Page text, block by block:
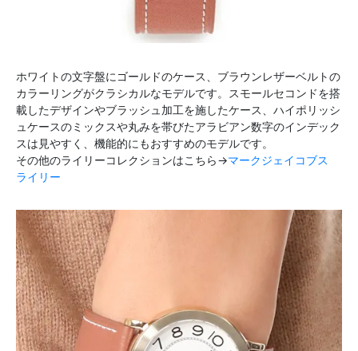
ホワイトの文字盤にゴールドのケース、ブラウンレザーベルトの
カラーリングがクラシカルなモデルです。スモールセコンドを搭
載したデザインやブラッシュ加工を施したケース、ハイポリッシ
ュケースのミックスや丸みを帯びたアラビアン数字のインデック
スは見やすく、機能的にもおすすめのモデルです。
その他のライリーコレクションはこちら→マークジェイコブス
ライリー